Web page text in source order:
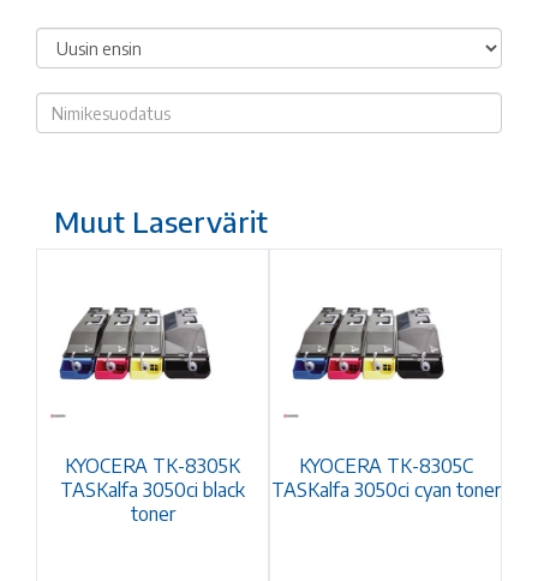
Muut Laservärit
KYOCERA TK-8305K
TASKalfa 3050ci black
toner
KYOCERA TK-8305C
TASKalfa 3050ci cyan toner